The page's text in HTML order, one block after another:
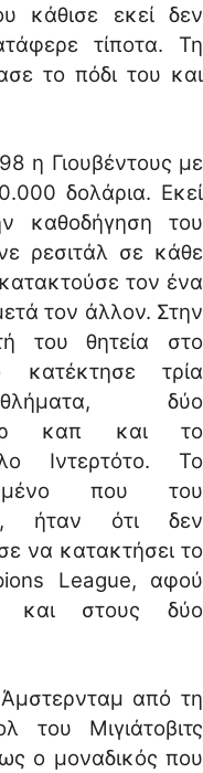
κάθισε εκεί δεν
τίποτα. Τη
το πόδι του και
η Γιουβέντους με
δολάρια. Εκεί
καθοδήγηση του
ρεσιτάλ σε κάθε
τον ένα
τον άλλον. Στην
του θητεία στο
κατέκτησε τρία
δύο
καπ και το
Ιντερτότο. Το
που του
ήταν ότι δεν
να κατακτήσει το
League, αφού
και στους δύο
από τη
του Μιγιάτοβιτς
ο μοναδικός που